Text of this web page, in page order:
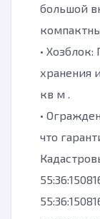
большой
•
хранения
кв м .
•
что